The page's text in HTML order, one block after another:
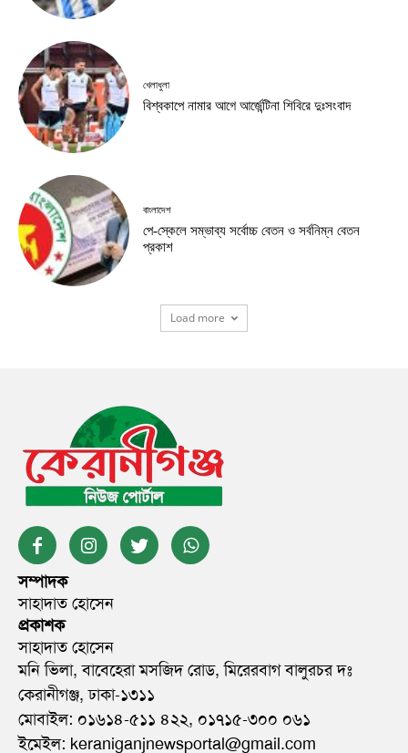
খেলাধুলা
বিশ্বকাপে নামার আগে আর্জেন্টিনা শিবিরে দুঃসংবাদ
বাংলাদেশ
পে-স্কেলে সম্ভাব্য সর্বোচ্চ বেতন ও সর্বনিম্ন বেতন
প্রকাশ
Load more
সম্পাদক
সাহাদাত হোসেন
প্রকাশক
সাহাদাত হোসেন
মনি ভিলা, বাবেহেরা মসজিদ রোড, মিরেরবাগ বালুরচর দঃ
কেরানীগঞ্জ, ঢাকা-১৩১১
মোবাইল: ০১৬১৪-৫১১ ৪২২, ০১৭১৫-৩০০ ০৬১
ইমেইল: keraniganjnewsportal@gmail.com